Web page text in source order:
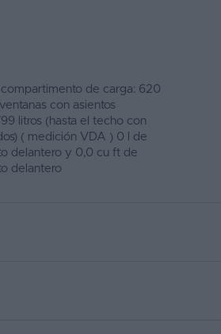
de carga: 620
con asientos
litros (hasta el techo con
( medición VDA ) 0 l de
delantero y 0,0 cu ft de
delantero